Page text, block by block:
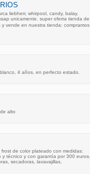
liebherr, whirpool, candy, balay.
unicamente. super oferta tienda de
y vende en nuestra tienda: compramos
4 años, en perfecto estado.
alto
frost de color plateado con medidas:
técnico y con garantía por 300 euros.
secadoras, lavavajillas,